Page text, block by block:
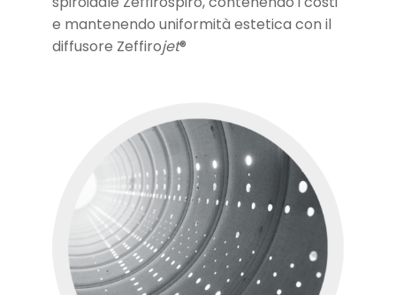
e mantenendo uniformità estetica con il
diffusore Zeffirojet®